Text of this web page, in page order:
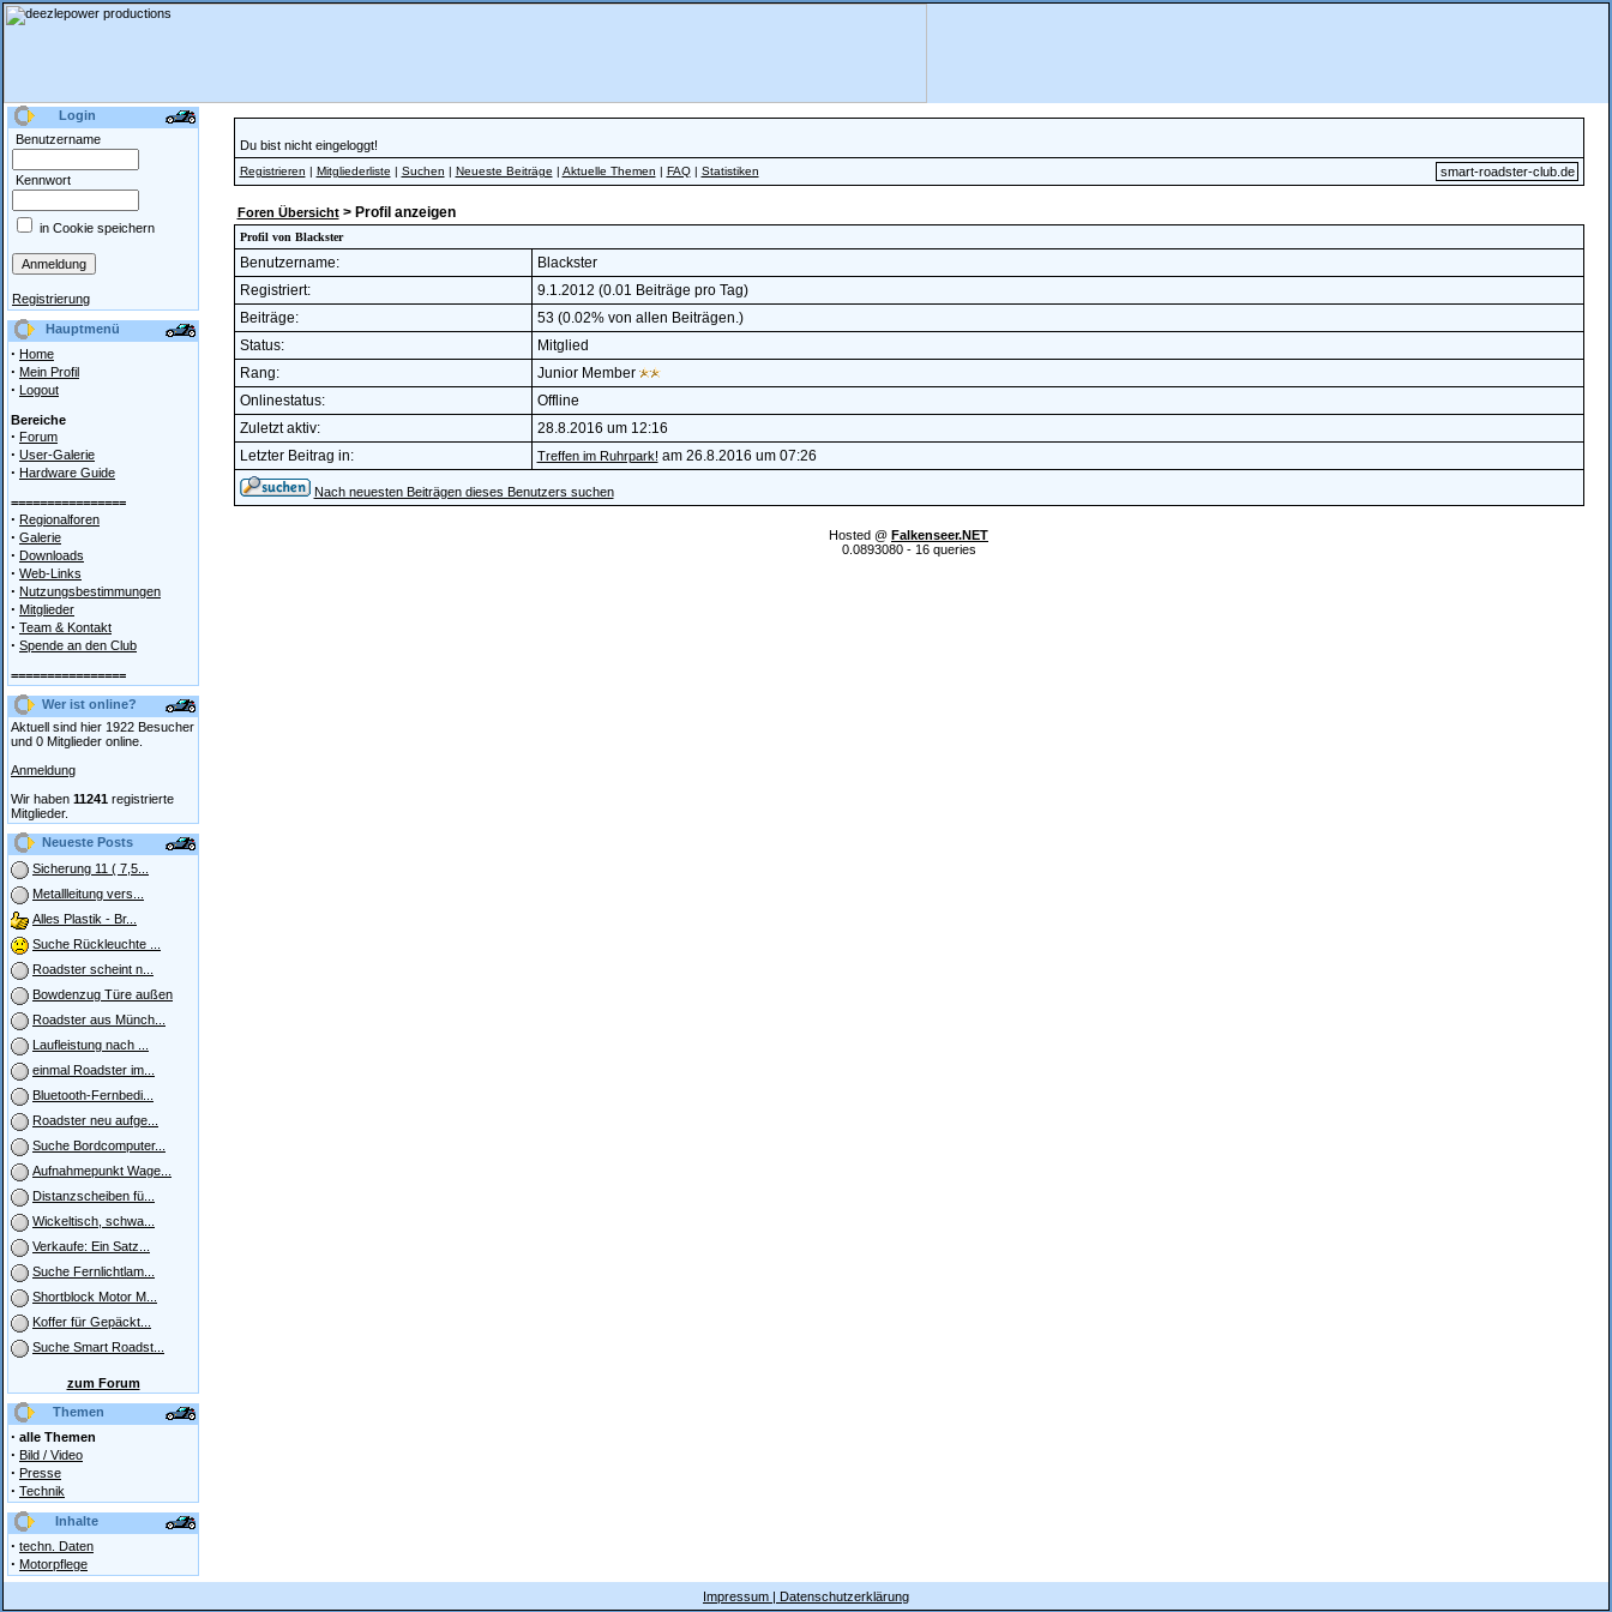
Login
Benutzername
Kennwort
in Cookie speichern
Registrierung
Hauptmenü
· Home
· Mein Profil
· Logout
Bereiche
· Forum
· User-Galerie
· Hardware Guide
================
· Regionalforen
· Galerie
· Downloads
· Web-Links
· Nutzungsbestimmungen
· Mitglieder
· Team & Kontakt
· Spende an den Club
================
Wer ist online?
Aktuell sind hier 1922 Besucher
und 0 Mitglieder online.
Anmeldung
Wir haben 11241 registrierte
Mitglieder.
Neueste Posts
Sicherung 11 ( 7,5...
Metallleitung vers...
Alles Plastik - Br...
Suche Rückleuchte ...
Roadster scheint n...
Bowdenzug Türe außen
Roadster aus Münch...
Laufleistung nach ...
einmal Roadster im...
Bluetooth-Fernbedi...
Roadster neu aufge...
Suche Bordcomputer...
Aufnahmepunkt Wage...
Distanzscheiben fü...
Wickeltisch, schwa...
Verkaufe: Ein Satz...
Suche Fernlichtlam...
Shortblock Motor M...
Koffer für Gepäckt...
Suche Smart Roadst...
zum Forum
Themen
· alle Themen
· Bild / Video
· Presse
· Technik
Inhalte
· techn. Daten
· Motorpflege
Du bist nicht eingeloggt!
Registrieren | Mitgliederliste | Suchen | Neueste Beiträge | Aktuelle Themen | FAQ| Statistiken smart-roadster-club.de
Foren Übersicht> Profil anzeigen
Profil von Blackster
Benutzername:
Blackster
Registriert:
9.1.2012 (0.01 Beiträge pro Tag)
Beiträge:
53 (0.02% von allen Beiträgen.)
Status:
Mitglied
Rang:
Junior Member
Onlinestatus:
Offline
Zuletzt aktiv:
28.8.2016 um 12:16
Letzter Beitrag in:
Treffen im Ruhrpark! am 26.8.2016 um 07:26
Nach neuesten Beiträgen dieses Benutzers suchen
Hosted @ Falkenseer.NET
0.0893080 - 16 queries
Impressum | Datenschutzerklärung